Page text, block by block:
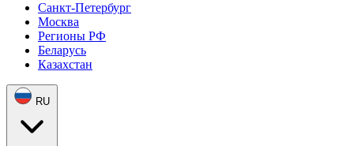
Санкт-Петербург
Москва
Регионы РФ
Беларусь
Казахстан
RU